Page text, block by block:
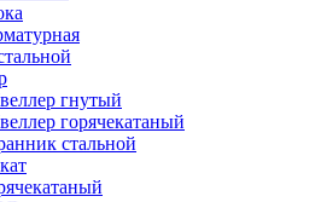
гнутый
горячекатаный
стальной